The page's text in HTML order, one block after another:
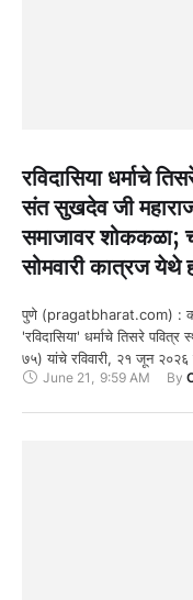
रविदासिया धर्माचे
संत सुखदेव जी
समाजावर शोककळा;
सोमवारी कात्रज येथे
पुणे (pragatbharat.com) :
'रविदासिया' धर्माचे तिसरे
७५) यांचे रविवारी, २१ जून २०२६
June 21 9:59 AM By